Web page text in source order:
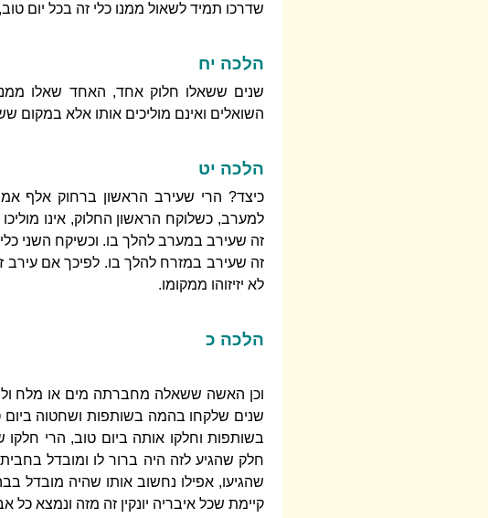
שדרכו תמיד לשאול ממנו כלי זה בכל יום
הלכה יח
שנים ששאלו חלוק אחד, האחד שאלו ממנו
השואלים ואינם מוליכים אותו אלא במקום
הלכה יט
כיצד? הרי שעירב הראשון ברחוק אלף
למערב, כשלוקח הראשון החלוק, אינו
זה שעירב במערב להלך בו. וכשיקח השני
זה שעירב במזרח להלך בו. לפיכך אם
לא יזיזוהו ממקומו.
הלכה כ
וכן האשה ששאלה מחברתה מים או מלח
שנים שלקחו בהמה בשותפות ושחטוה
בשותפות וחלקו אותה ביום טוב, הרי חלקו
חלק שהגיע לזה היה ברור לו ומובדל
שהגיעו, אפילו נחשוב אותו שהיה מובדל
קיימת שכל איבריה יונקין זה מזה ונמצא כל